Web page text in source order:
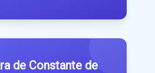
de Constante de